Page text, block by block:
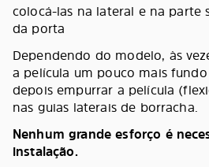
colocá-las na lateral e na parte
da porta
Dependendo do modelo, às
a película um pouco mais
depois empurrar a película
nas guias laterais de borracha.
Nenhum grande esforço é
instalação.